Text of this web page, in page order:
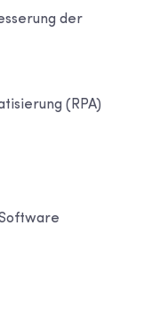
der
(RPA)